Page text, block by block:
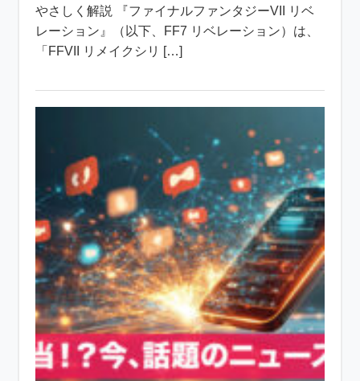
やさしく解説 『ファイナルファンタジーVII リベ
レーション』（以下、FF7 リベレーション）は、
「FFVII リメイクシリ […]